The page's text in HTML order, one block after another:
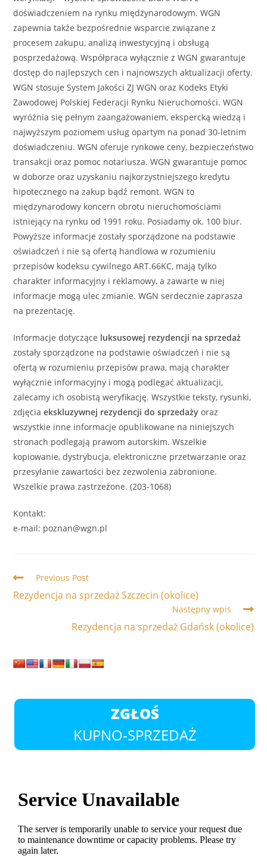
doświadczeniem na rynku międzynarodowym. WGN
zapewnia także bezpośrednie wsparcie związane z
procesem zakupu, analizą inwestycyjną i obsługą
posprzedażową. Współpraca wyłącznie z WGN gwarantuje
dostęp do najlepszych cen i najnowszych aktualizacji oferty.
WGN stosuje System Jakości ZJ WGN oraz Kodeks Etyki
Zawodowej Polskiej Federacji Rynku Nieruchomości. WGN
wyróżnia się pełnym zaangażowaniem, ekspercką wiedzą i
najwyższym poziomem usług opartym na ponad 30-letnim
doświadczeniu. WGN oferuje rynkowe ceny, bezpieczeństwo
transakcji oraz pomoc notariusza. WGN gwarantuje pomoc
w doborze oraz uzyskaniu najkorzystniejszego kredytu
hipotecznego na zakup bądź remont. WGN to
międzynarodowy koncern obrotu nieruchomościami
istniejący na rynku od 1991 roku. Posiadamy ok. 100 biur.
Powyższe informacje zostały sporządzone na podstawie
oświadczeń i nie są ofertą handlowa w rozumieniu
przepisów kodeksu cywilnego ART.66KC, mają tylko
charakter informacyjny i reklamowy, a zawarte w niej
informacje mogą ulec zmianie. WGN serdecznie zaprasza
na prezentację.
Informacje dotyczące luksusowej rezydencji na sprzedaż
zostały sporządzone na podstawie oświadczeń i nie są
ofertą w rozumieniu przepisów prawa, mają charakter
wyłącznie informacyjny i mogą podlegać aktualizacji,
zalecamy ich osobistą weryfikację. Wszystkie teksty, rysunki,
zdjęciaekskluzywnej rezydencji do sprzedaży oraz
wszystkie inne informacje opublikowane na niniejszych
stronach podlegają prawom autorskim. Wszelkie
kopiowanie, dystrybucja, elektroniczne przetwarzanie oraz
przesyłanie zawartości bez zezwolenia zabronione.
Wszelkie prawa zastrzeżone. (203-1068)
Kontakt:
e-mail: poznan@wgn.pl
Read
articles
Previous Post
Rezydencja na sprzedaż Szczecin (okolice)
Następny wpis
Rezydencja na sprzedaż Gdańsk (okolice)
ZGŁOŚ
KUPNO-SPRZEDAŻ